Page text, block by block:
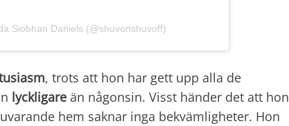
Siobhan Daniels (@shuvonshuvoff)
, trots att hon har gett upp alla de
lyckligare än någonsin. Visst händer det att hon
hem saknar inga bekvämligheter. Hon